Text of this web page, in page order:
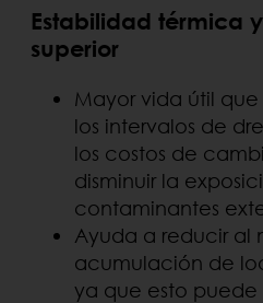
Estabilidad térmica
superior
Mayor vida útil
los intervalos de
los costos de
disminuir la
contaminantes
Ayuda a reducir al
acumulación de
ya que esto puede